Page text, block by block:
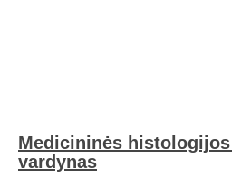
Medicininės
vardynas